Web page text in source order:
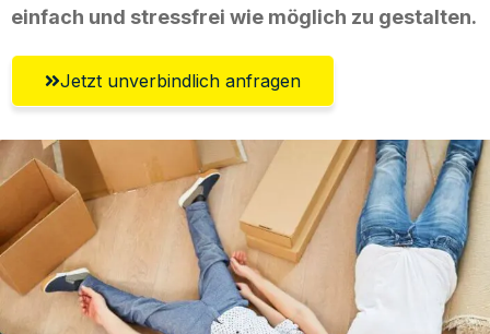
einfach und stressfrei wie möglich zu gestalten.
Jetzt unverbindlich anfragen